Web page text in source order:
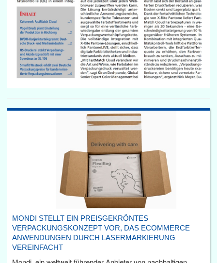
MONDI STELLT EIN PREISGEKRÖNTES
VERPACKUNGSKONZEPT VOR, DAS ECOMMERCE
ANWENDUNGEN DURCH LASERMARKIERUNG
VEREINFACHT